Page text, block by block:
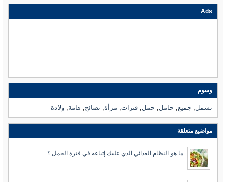
Ads
وسوم
تشمل جميع حامل حمل ,فترات مرأة نصائح هامة ,ولادة
مواضيع متعلقة
ما هو النظام الغذائي الذي عليك إتباعه في فترة الحمل ؟